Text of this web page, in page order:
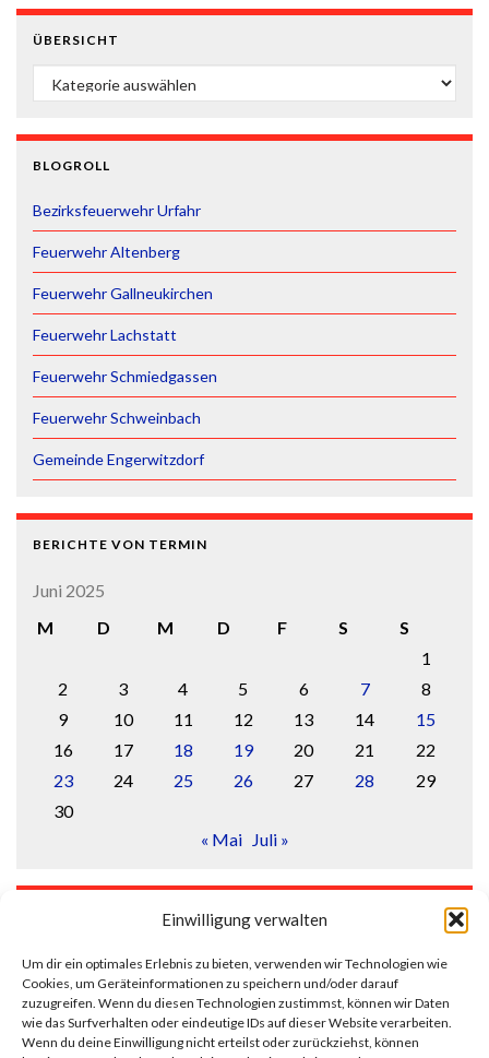
Einwilligung verwalten
Um dir ein optimales Erlebnis zu bieten, verwenden wir Technologien wie
Cookies, um Geräteinformationen zu speichern und/oder darauf
zuzugreifen. Wenn du diesen Technologien zustimmst, können wir Daten
wie das Surfverhalten oder eindeutige IDs auf dieser Website verarbeiten.
Wenn du deine Einwilligung nicht erteilst oder zurückziehst, können
ÜBERSICHT
ÜBERSICHT
BLOGROLL
Bezirksfeuerwehr Urfahr
Feuerwehr Altenberg
Feuerwehr Gallneukirchen
Feuerwehr Lachstatt
Feuerwehr Schmiedgassen
Feuerwehr Schweinbach
Gemeinde Engerwitzdorf
BERICHTE VON TERMIN
Juni 2025
M
D M D F S
S
1
2
3 4 5 6 7
8
9
10 11 12 13 14
15
16
17 18 19 20 21
22
23
24 25 26 27 28
29
30
« Mai
Juli »
Anmelden
Eintrags-Feed
Kommentar-Feed